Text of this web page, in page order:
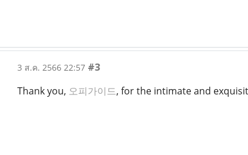
3 ส.ค. 2566 22:57 #3
Thank you, 오피가이드, for the intimate and